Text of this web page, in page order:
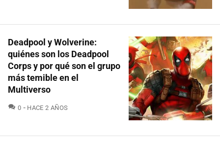
Deadpool y Wolverine:
quiénes son los Deadpool
Corps y por qué son el grupo
más temible en el
Multiverso
0 COMENTARIOS
HACE 2 AÑOS